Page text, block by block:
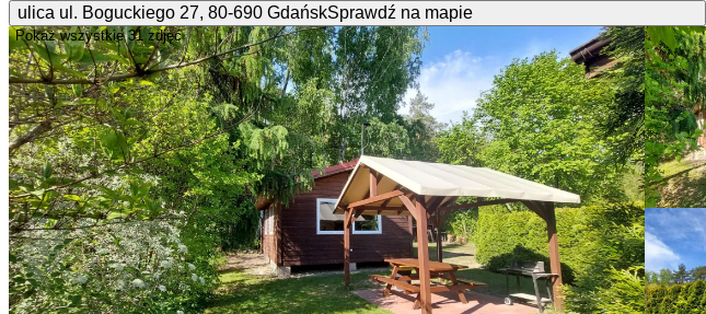
ulica ul. Boguckiego 27, 80-690 GdańskSprawdź na mapie
Pokaż wszystkie 31 zdjęć